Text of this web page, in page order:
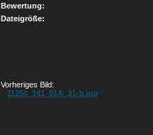
Bewertung:
Dateigröße:
Vorheriges Bild:
11250_141_01A_31-b.jpg